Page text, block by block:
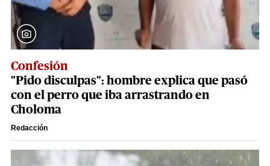
Confesión
"Pido disculpas": hombre explica que pasó
con el perro que iba arrastrando en
Choloma
Redacción